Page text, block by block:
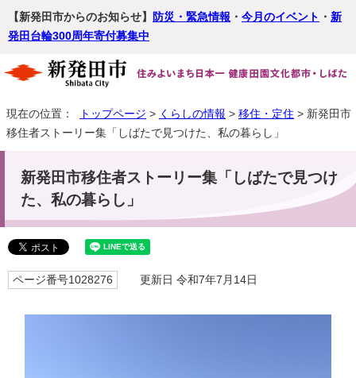
【新発田市からのお知らせ】 防災・緊急情報 ・ 今月のイベント ・ 新
発田台輪300周年寄付募集中
現在の位置： トップページ > くらしの情報 > 移住・定住 > 新発田市
移住者ストーリー集「しばたで見つけた、私の暮らし」
新発田市移住者ストーリー集「しばたで見つけ
た、私の暮らし」
ページ番号1028276 更新日 令和7年7月14日